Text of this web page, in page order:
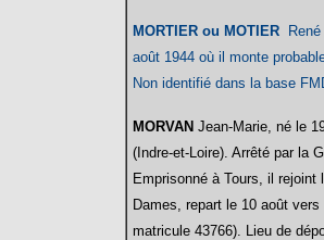
MORTIER ou MOTIER
août 1944 où il monte
Non identifié dans la base
MORVAN Jean-Marie né le
(Indre-et-Loire) . Arrêté par la
Emprisonné à Tours, il
Dames, repart le 10 août
matricule 43766). Lieu de